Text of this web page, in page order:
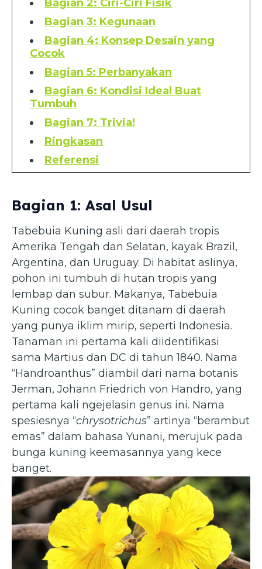
Bagian 2: Ciri-Ciri Fisik
Bagian 3: Kegunaan
Bagian 4: Konsep Desain yang
Cocok
Bagian 5: Perbanyakan
Bagian 6: Kondisi Ideal Buat
Tumbuh
Bagian 7: Trivia!
Ringkasan
Referensi
Bagian 1: Asal Usul
Tabebuia Kuning asli dari daerah tropis
Amerika Tengah dan Selatan, kayak Brazil,
Argentina, dan Uruguay. Di habitat aslinya,
pohon ini tumbuh di hutan tropis yang
lembap dan subur. Makanya, Tabebuia
Kuning cocok banget ditanam di daerah
yang punya iklim mirip, seperti Indonesia.
Tanaman ini pertama kali diidentifikasi
sama Martius dan DC di tahun 1840. Nama
“Handroanthus” diambil dari nama botanis
Jerman, Johann Friedrich von Handro, yang
pertama kali ngejelasin genus ini. Nama
spesiesnya “chrysotrichus” artinya “berambut
emas” dalam bahasa Yunani, merujuk pada
bunga kuning keemasannya yang kece
banget.